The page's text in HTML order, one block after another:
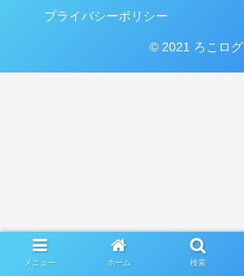
プライバシーポリシー
© 2021 ろこログ.
メニュー ホーム 検索